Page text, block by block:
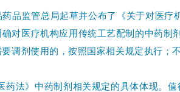
品监管总局起草并公布了《关于对医
确对医疗机构应用传统工艺配制的中药
调剂使用的，按照国家相关规定执行
药法》中药制剂相关规定的具体体现。